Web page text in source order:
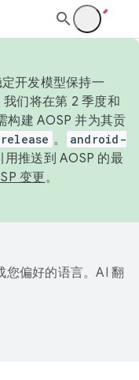
开发模型保持一
们将在第 2 季度和
构建 AOSP 并为其贡
。
android-
推送到 AOSP 的最
变更。
偏好的语言。AI 翻